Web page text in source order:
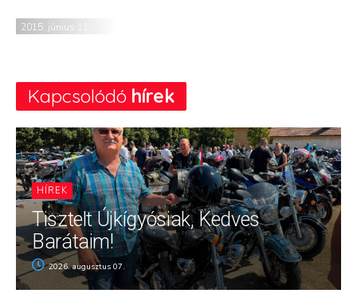
2015. június 11.
Kapcsolódó hírek
HÍREK
Tisztelt Újkígyósiak, Kedves
Barátaim!
2026. augusztus 07.